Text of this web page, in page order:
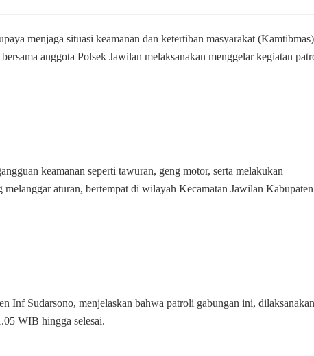
Tawuran
Geng
Gelar
Patroli
menjaga situasi keamanan dan ketertiban masyarakat
anggota Polsek Jawilan melaksanakan menggelar kegiatan
keamanan seperti tawuran, geng motor, serta melakukan
aturan, bertempat di wilayah Kecamatan Jawilan Kabupaten
Sudarsono, menjelaskan bahwa patroli gabungan ini, dilaksanakan
WIB hingga selesai.